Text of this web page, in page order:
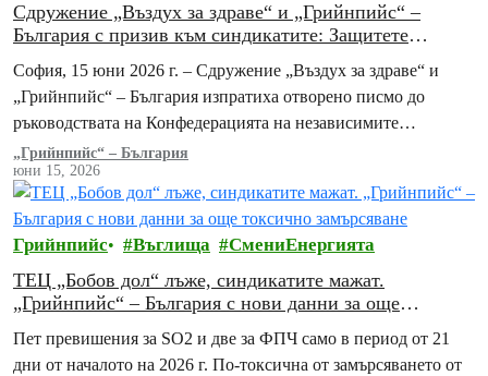
Сдружение „Въздух за здраве“ и „Грийнпийс“ –
България с призив към синдикатите: Защитете
местната общност
София, 15 юни 2026 г. – Сдружение „Въздух за здраве“ и
„Грийнпийс“ – България изпратиха отворено писмо до
ръководствата на Конфедерацията на независимите
синдикати на България (КНСБ) и на Конфедерацията…
„Грийнпийс“ – България
юни 15, 2026
Грийнпийс Въглища СмениЕнергията
ТЕЦ „Бобов дол“ лъже, синдикатите мажат.
„Грийнпийс“ – България с нови данни за още
Пет превишения за SO2 и две за ФПЧ само в период от 21
дни от началото на 2026 г. По-токсична от замърсяването от